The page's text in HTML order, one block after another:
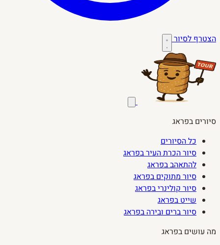
הצטרף לסיור
סיורים בפראג
כל הסיורים
סיור הכרת העיר בפראג
להתאהב בפראג
סיור מתוקים בפראג
סיור קולינרי בפראג
שייט בפראג
סיור ברים ובירה בפראג
מה עושים בפראג